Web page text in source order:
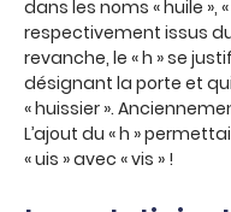
dans les noms « huile »,
respectivement issus
revanche, le « h » se
désignant la porte et
« huissier ».
L’ajout du « h »
« uis » avec « vis » !